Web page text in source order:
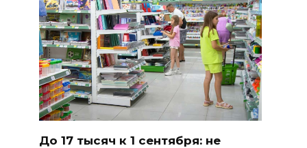
До 17 тысяч к 1 сентября: не